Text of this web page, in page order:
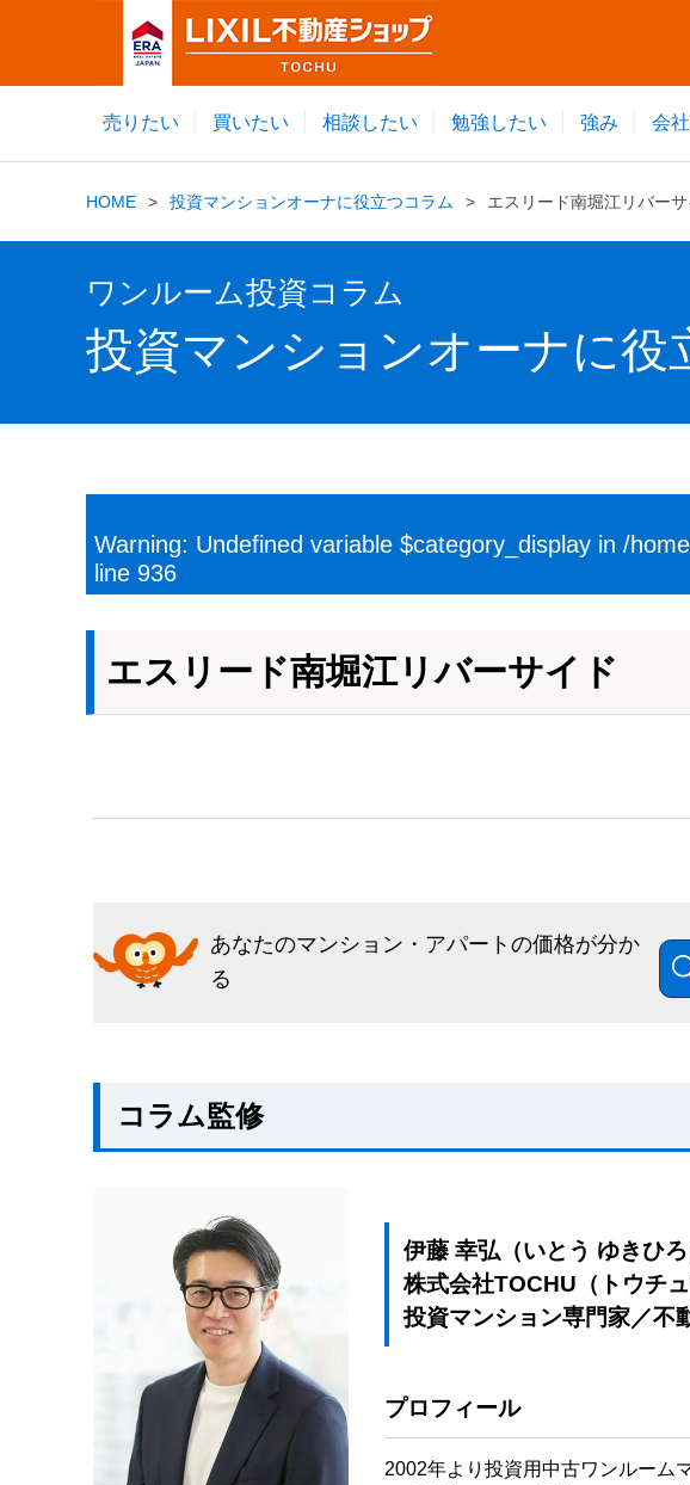
売りたい 買いたい 相談したい 勉強したい 強み 会
HOME 投資マンションオーナに役立つコラム エスリード南堀江リバーサ
ワンルーム投資コラム
投資マンションオーナに役
Warning: Undefined variable $category_display in /
line 936
エスリード南堀江リバーサイド
あなたのマンション・アパートの価格が分か
る
コラム監修
伊藤 幸弘（いとう ゆきひろ
株式会社TOCHU（トウチ
投資マンション専門家／不
プロフィール
2002年より投資用中古ワンルーム